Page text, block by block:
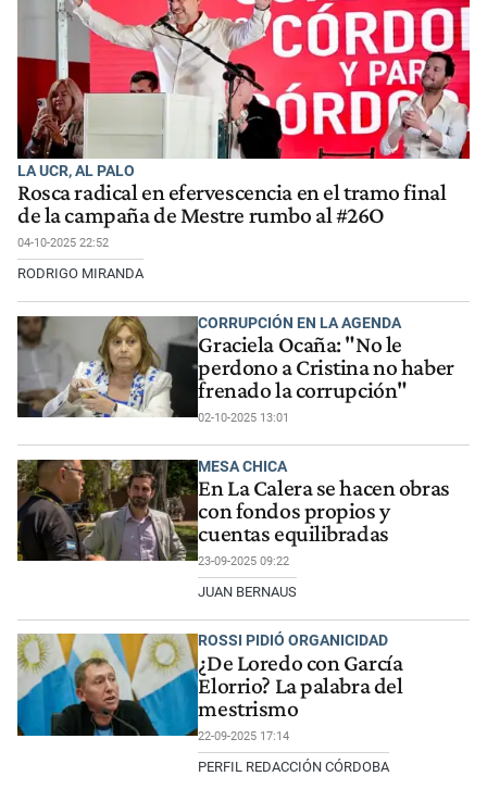
LA UCR, AL PALO
Rosca radical en efervescencia en el tramo final
de la campaña de Mestre rumbo al #26O
04-10-2025 22:52
RODRIGO MIRANDA
CORRUPCIÓN EN LA AGENDA
Graciela Ocaña: "No le
perdono a Cristina no haber
frenado la corrupción"
02-10-2025 13:01
MESA CHICA
En La Calera se hacen obras
con fondos propios y
cuentas equilibradas
23-09-2025 09:22
JUAN BERNAUS
ROSSI PIDIÓ ORGANICIDAD
¿De Loredo con García
Elorrio? La palabra del
mestrismo
22-09-2025 17:14
PERFIL REDACCIÓN CÓRDOBA